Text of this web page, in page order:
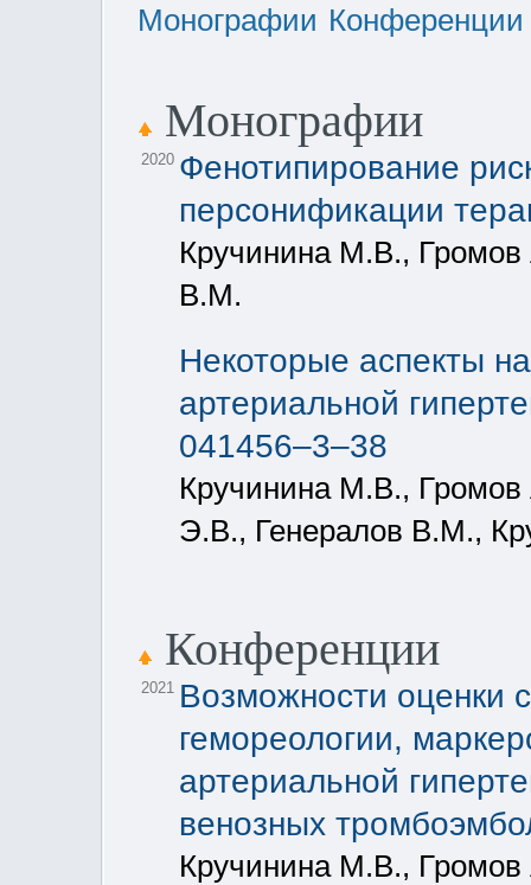
Монографии Конференции
Монографии
2020 Фенотипирование
персонификации
Кручинина М.В.,
В.М.
Некоторые аспекты
артериальной
041456–3–38
Кручинина М.В.,
Э.В., Генералов В.М.,
Конференции
2021 Возможности оценки
гемореологии,
артериальной
венозных
Кручинина М.В.,